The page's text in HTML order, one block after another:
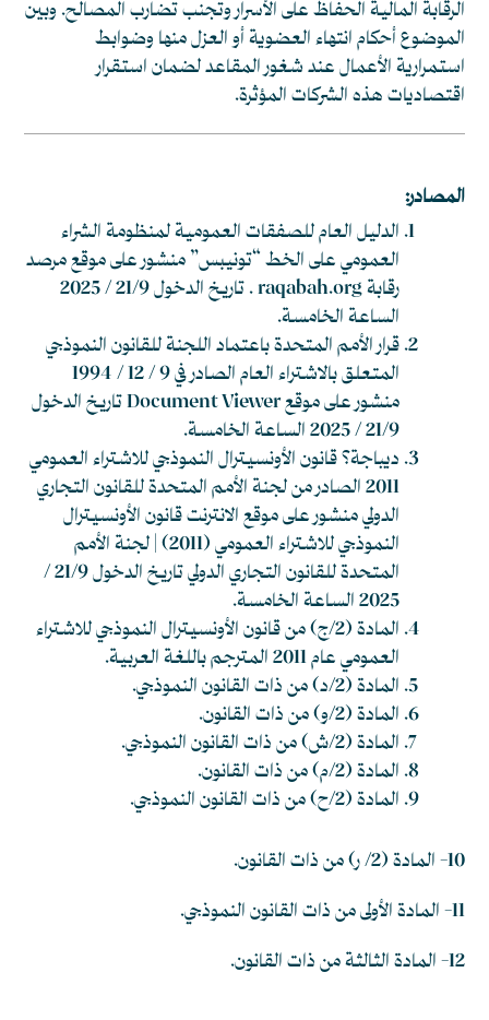
الرقابة المالية الحفاظ على الأسرار وتجنب تضارب المصالح. وبين
الموضوع أحكام انتهاء العضوية أو العزل منها وضوابط
استمرارية الأعمال عند شغور المقاعد لضمان استقرار
اقتصاديات هذه الشركات المؤثرة.
المصادر:
الدليل العام للصفقات العمومية لمنظومة الشراء
العمومي على الخط “تونيبس” منشور على موقع مرصد
رقابة raqabah.org . تاريخ الدخول 21/9 / 2025
الساعة الخامسة.
قرار الأمم المتحدة باعتماد اللجنة للقانون النموذجي
المتعلق بالاشتراء العام الصادر في 9 / 12 / 1994
منشور على موقعDocument Viewerتاريخ الدخول
21/9 / 2025 الساعة الخامسة.
ديباجة؟ قانون الأونسيترال النموذجي للاشتراء العمومي
2011 الصادر من لجنة الأمم المتحدة للقانون التجاري
الدولي منشور على موقع الانترنتقانون الأونسيترال
النموذجي للاشتراء العمومي (2011) | لجنة الأمم
المتحدة للقانون التجاري الدولي
تاريخ الدخول 21/9 /
2025 الساعة الخامسة.
المادة (2/ج) من قانون الأونسيترال النموذجي للاشتراء
العمومي عام 2011 المترجم باللغة العربية.
المادة (2/د) من ذات القانون النموذجي.
المادة (2/و) من ذات القانون.
المادة (2/ش) من ذات القانون النموذجي.
المادة (2/م) من ذات القانون.
المادة (2/ح) من ذات القانون النموذجي.
10- المادة (2/ ر) من ذات القانون.
11- المادة الأولى من ذات القانون النموذجي.
12- المادة الثالثة من ذات القانون.